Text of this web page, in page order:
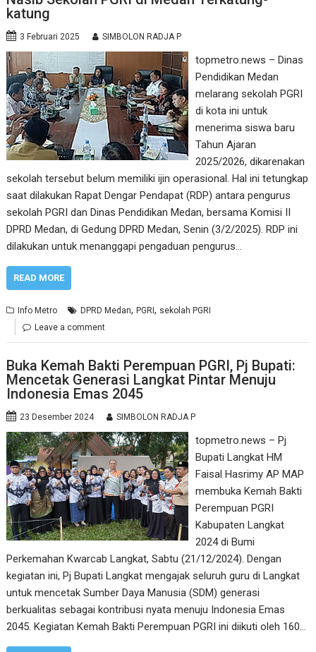
katung
3 Februari 2025 SIMBOLON RADJA P
topmetro.news – Dinas
Pendidikan Medan
melarang sekolah PGRI
di kota ini untuk
menerima siswa baru
Tahun Ajaran
2025/2026, dikarenakan
sekolah tersebut belum memiliki ijin operasional. Hal ini tetungkap
saat dilakukan Rapat Dengar Pendapat (RDP) antara pengurus
sekolah PGRI dan Dinas Pendidikan Medan, bersama Komisi II
DPRD Medan, di Gedung DPRD Medan, Senin (3/2/2025). RDP ini
dilakukan untuk menanggapi pengaduan pengurus…
READ MORE
Info Metro DPRD Medan,PGRI, sekolah PGRI
Leave a comment
Buka Kemah Bakti Perempuan PGRI, Pj Bupati:
Mencetak Generasi Langkat Pintar Menuju
Indonesia Emas 2045
23 Desember 2024 SIMBOLON RADJA P
topmetro.news – Pj
Bupati Langkat HM
Faisal Hasrimy AP MAP
membuka Kemah Bakti
Perempuan PGRI
Kabupaten Langkat
2024 di Bumi
Perkemahan Kwarcab Langkat, Sabtu (21/12/2024). Dengan
kegiatan ini, Pj Bupati Langkat mengajak seluruh guru di Langkat
untuk mencetak Sumber Daya Manusia (SDM) generasi
berkualitas sebagai kontribusi nyata menuju Indonesia Emas
2045. Kegiatan Kemah Bakti Perempuan PGRI ini diikuti oleh 160…